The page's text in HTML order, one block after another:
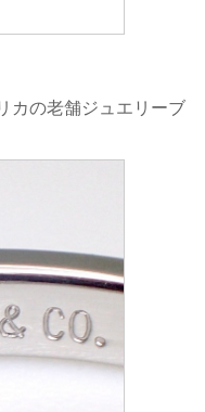
カの老舗ジュエリーブ